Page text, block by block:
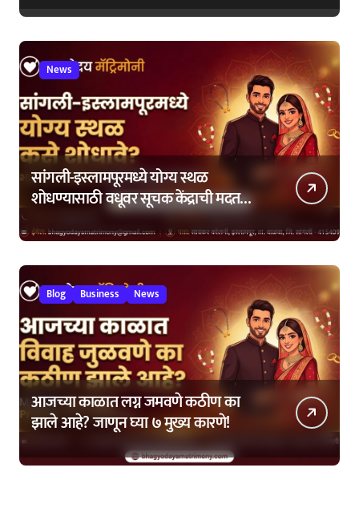
News
सांगली-इस्लामपूरमध्ये योग्य स्थळ
शोधण्यासाठी वधूवर सूचक केंद्राची मदत
Blog Business News
आजच्या काळात लग्न जमवणे कठीण का
झाले आहे? जाणून घ्या ७ मुख्य कारणे!